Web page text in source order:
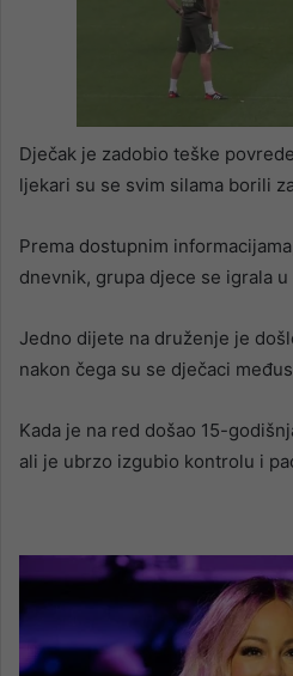
Dječak je zadobio teške
ljekari su se svim silama borili
Prema dostupnim
dnevnik, grupa djece se igrala
Jedno dijete na druženje je
nakon čega su se dječaci
Kada je na red došao 15-
ali je ubrzo izgubio kontrolu i